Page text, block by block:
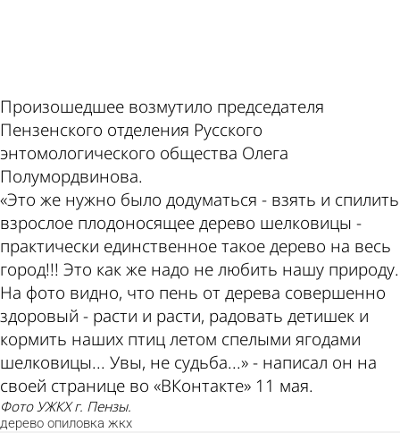
Произошедшее возмутило председателя
Пензенского отделения Русского
энтомологического общества Олега
Полумордвинова.
«Это же нужно было додуматься - взять и спилить
взрослое плодоносящее дерево шелковицы -
практически единственное такое дерево на весь
город!!! Это как же надо не любить нашу природу.
На фото видно, что пень от дерева совершенно
здоровый - расти и расти, радовать детишек и
кормить наших птиц летом спелыми ягодами
шелковицы... Увы, не судьба...» - написал он на
своей странице во «ВКонтакте» 11 мая.
Фото УЖКХ г. Пензы.
дерево опиловка жкх